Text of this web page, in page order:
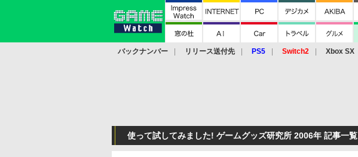
バックナンバー リリース送付先 PS5 Switch2 Xbox SX
使って試してみました! ゲームグッズ研究所 2006年 記事一覧